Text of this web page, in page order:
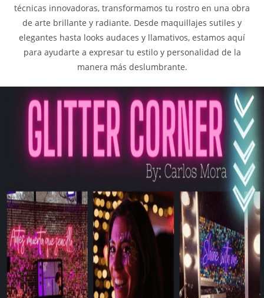
técnicas innovadoras, transformamos tu rostro en una obra
de arte brillante y radiante. Desde maquillajes sutiles y
elegantes hasta looks audaces y llamativos, estamos aquí
para ayudarte a expresar tu estilo y personalidad de la
manera más deslumbrante.